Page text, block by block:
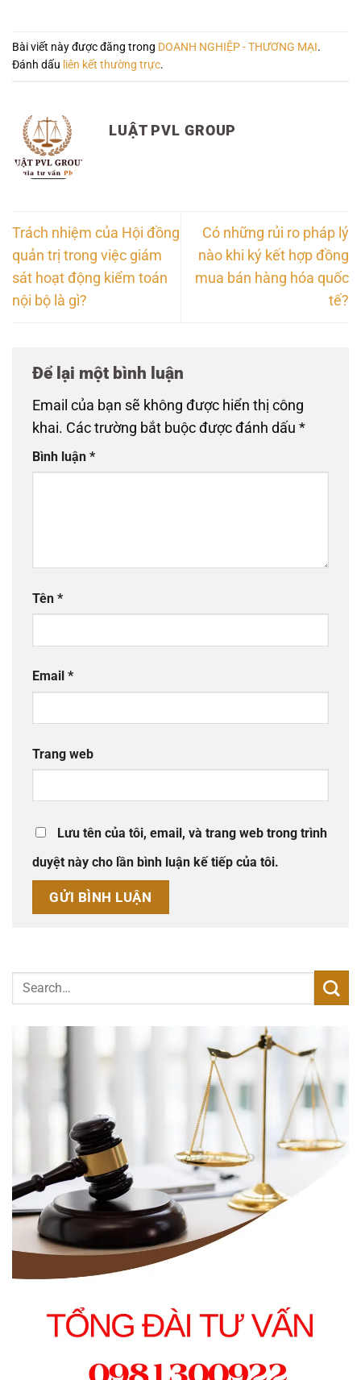
Bài viết này được đăng trong DOANH NGHIỆP - THƯƠNG MẠI.
Đánh dấu liên kết thường trực.
LUẬT PVL GROUP
Trách nhiệm của Hội đồng
quản trị trong việc giám
sát hoạt động kiểm toán
nội bộ là gì?
Có những rủi ro pháp lý
nào khi ký kết hợp đồng
mua bán hàng hóa quốc
tế?
Để lại một bình luận
Email của bạn sẽ không được hiển thị công
khai. Các trường bắt buộc được đánh dấu *
Bình luận *
Tên *
Email *
Trang web
Lưu tên của tôi, email, và trang web trong trình
duyệt này cho lần bình luận kế tiếp của tôi.